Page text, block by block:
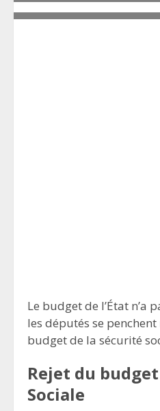
Le budget de l’État n’a
les députés se
budget de la sécurité
Rejet du
Sociale